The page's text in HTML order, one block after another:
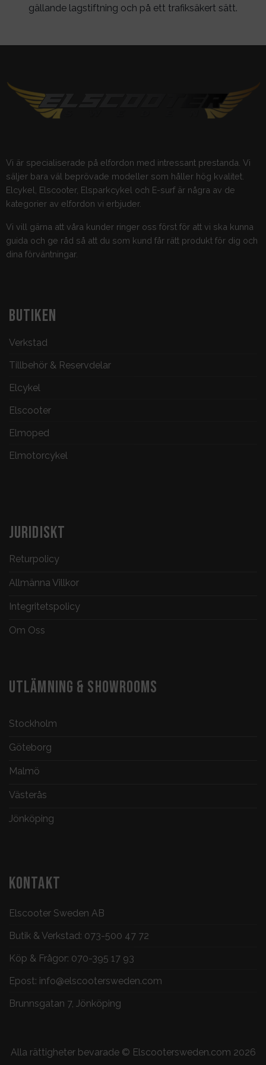
gällande lagstiftning och på ett trafiksäkert sätt.
Vi är specialiserade på elfordon med intressant prestanda. Vi
säljer bara väl beprövade modeller som håller hög kvalitet.
Elcykel, Elscooter, Elsparkcykel och E-surf är några av de
kategorier av elfordon vi erbjuder.
Vi vill gärna att våra kunder ringer oss först för att vi ska kunna
guida och ge råd så att du som kund får rätt produkt för dig och
dina förväntningar.
BUTIKEN
Verkstad
Tillbehör & Reservdelar
Elcykel
Elscooter
Elmoped
Elmotorcykel
JURIDISKT
Returpolicy
Allmänna Villkor
Integritetspolicy
Om Oss
UTLÄMNING & SHOWROOMS
Stockholm
Göteborg
Malmö
Västerås
Jönköping
KONTAKT
Elscooter Sweden AB
Butik & Verkstad: 073-500 47 72
Köp & Frågor: 070-395 17 93
Epost: info@elscootersweden.com
Brunnsgatan 7, Jönköping
Alla rättigheter bevarade © Elscootersweden.com 2026